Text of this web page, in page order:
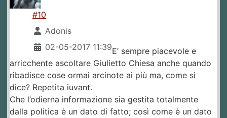
#10
Adonis
02-05-2017 11:39E’ sempre piacevole e
arricchente ascoltare Giulietto Chiesa anche quando
ribadisce cose ormai arcinote ai più ma, come si
dice? Repetita iuvant.
Che l’odierna informazione sia gestita totalmente
dalla politica è un dato di fatto; così come è un dato